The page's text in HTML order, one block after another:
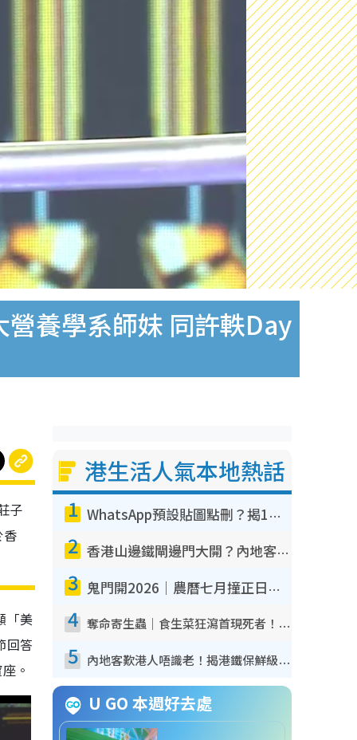
養學系師妹 同許軼Day
子
香
「美
回答
。
港生活人氣本地熱話
1 WhatsApp預設貼圖點刪？揭1招「反向操作」還原簡潔介面 附3步實測教學
2 香港山邊鐵閘邊門大開？內地客困惑意義何在！網民神回覆：呢種叫法理性防禦
3 鬼門開2026｜農曆七月撞正日全食特別邪？專家警告切忌做一事！揭4大禁忌+2招保平安
4 奪命寄生蟲｜食生菜狂瀉首現死者！疫潮惡化錄1.8萬宗病例 揭洗菜3大謬誤
5 內地客歎港人唔識老！揭港鐵保鮮級冷氣 港人求放過：咪投訴
U GO 本週好去處